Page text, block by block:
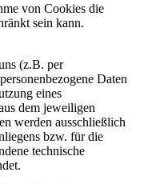
von Cookies die
sein kann.
(z.B. per
Daten
eines
dem jeweiligen
werden ausschließlich
bzw. für die
technische